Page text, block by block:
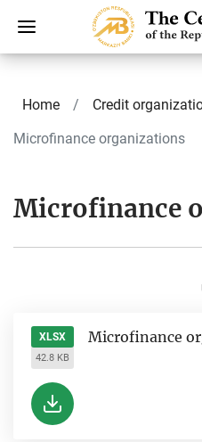
Home
Credit
Microfinance organizations
Microfinance
XLSX
42.8 KB
Microfinance